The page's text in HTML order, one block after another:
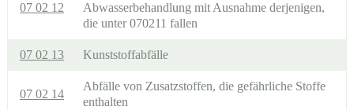
07 02 12
Abwasserbehandlung mit Ausnahme derjenigen,
die unter 070211 fallen
07 02 13 Kunststoffabfälle
07 02 14
Abfälle von Zusatzstoffen, die gefährliche Stoffe
enthalten